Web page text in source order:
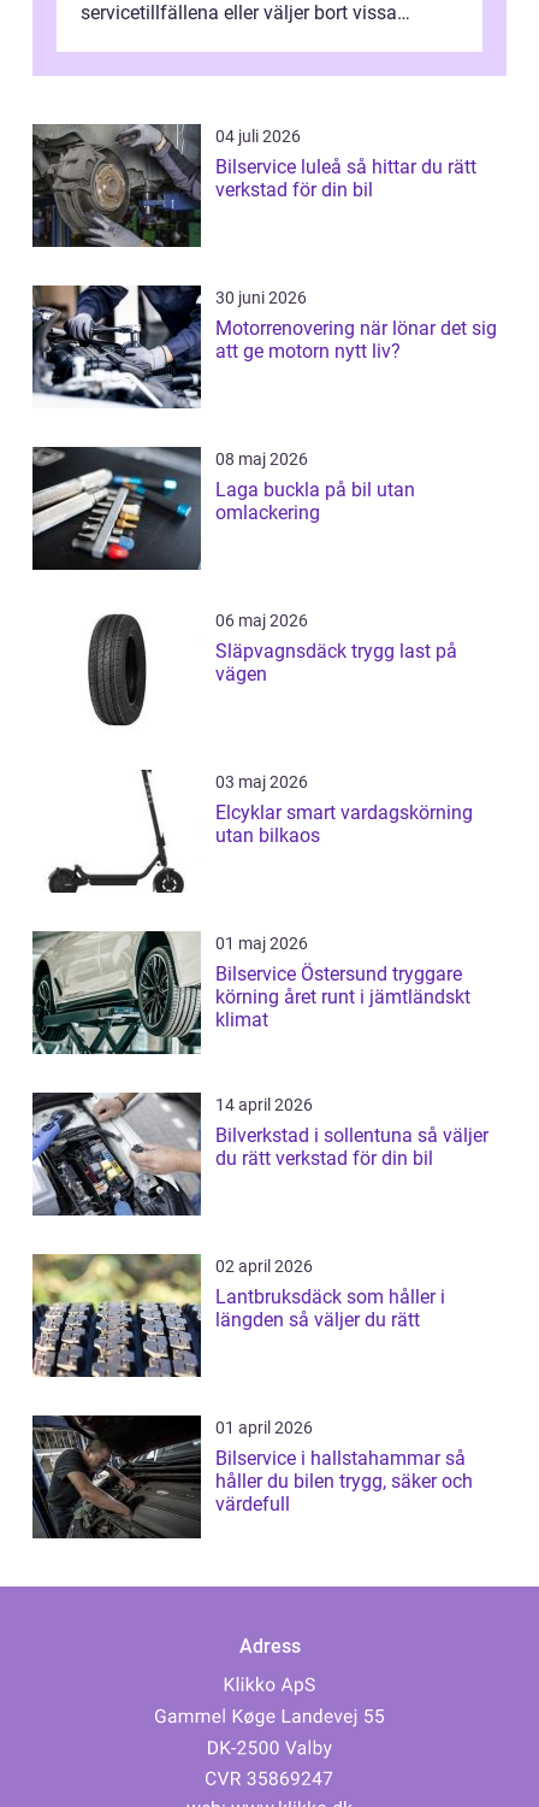
servicetillfällena eller väljer bort vissa
04 juli 2026
Bilservice luleå så hittar du rätt
verkstad för din bil
30 juni 2026
Motorrenovering när lönar det sig
att ge motorn nytt liv?
08 maj 2026
Laga buckla på bil utan
omlackering
06 maj 2026
Släpvagnsdäck trygg last på
vägen
03 maj 2026
Elcyklar smart vardagskörning
utan bilkaos
01 maj 2026
Bilservice Östersund tryggare
körning året runt i jämtländskt
klimat
14 april 2026
Bilverkstad i sollentuna så väljer
du rätt verkstad för din bil
02 april 2026
Lantbruksdäck som håller i
längden så väljer du rätt
01 april 2026
Bilservice i hallstahammar så
håller du bilen trygg, säker och
värdefull
Adress